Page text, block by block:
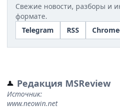
Свежие новости, разборы и
формате.
Telegram
RSS
Редакция MSReview
Источник:
www.neowin.net